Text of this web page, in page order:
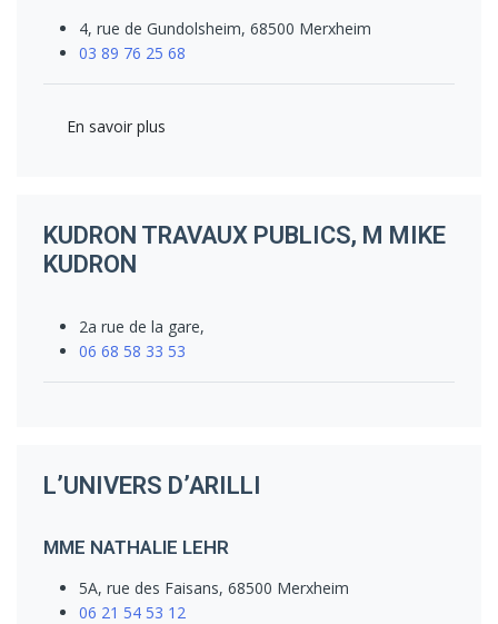
4, rue de Gundolsheim, 68500 Merxheim
03 89 76 25 68
En savoir plus
KUDRON TRAVAUX PUBLICS, M MIKE
KUDRON
2a rue de la gare,
06 68 58 33 53
L’UNIVERS D’ARILLI
MME NATHALIE LEHR
5A, rue des Faisans, 68500 Merxheim
06 21 54 53 12